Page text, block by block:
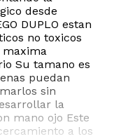
desde
DUPLO estan
no toxicos
maxima
Su tamano es
puedan
sin
la
mano ojo Este
a los